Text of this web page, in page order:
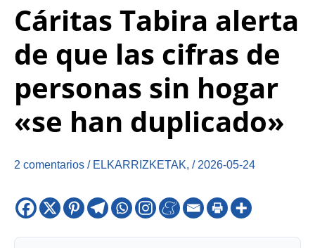
Cáritas Tabira alerta
de que las cifras de
personas sin hogar
«se han duplicado»
2 comentarios / ELKARRIZKETAK, / 2026-05-24